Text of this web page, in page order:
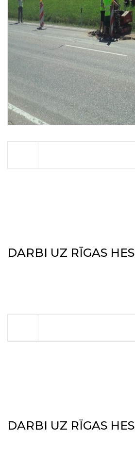
DARBI UZ RĪGAS HES
DARBI UZ RĪGAS HES